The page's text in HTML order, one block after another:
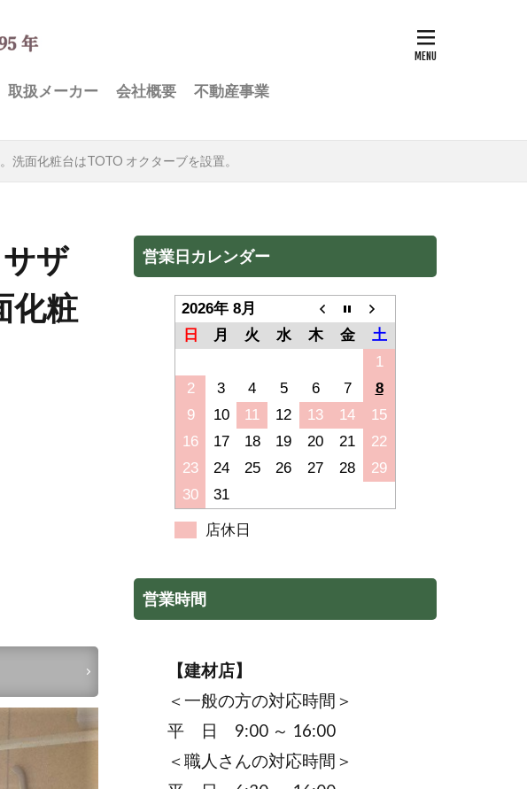
取扱メーカー 会社概要 不動産事業
洗面化粧台はTOTO オクターブを設置。
ザ
化粧
営業日カレンダー
2026年 8月
日
月 火 水 木 金
土
1
2
3 4 5 6 7
8
9
10 11 12 13 14
15
16
17 18 19 20 21
22
23
24 25 26 27 28
29
30
31
店休日
営業時間
【建材店】
＜一般の方の対応時間＞
平 日 9:00 ～ 16:00
＜職人さんの対応時間＞